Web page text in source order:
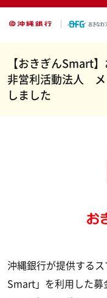
【おきぎんSmart
非営利活動法人 メ
しました
沖縄銀行が提供する
Smart」を利用した募